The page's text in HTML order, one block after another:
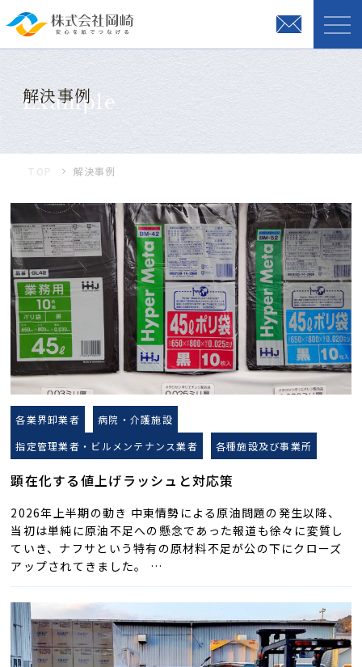
Example
解決事例
TOP 解決事例
各業界卸業者
病院・介護施設
指定管理業者・ビルメンテナンス業者
各種施設及び事業所
顕在化する値上げラッシュと対応策
2026年上半期の動き 中東情勢による原油問題の発生以降、
当初は単純に原油不足への懸念であった報道も徐々に変質し
ていき、ナフサという特有の原材料不足が公の下にクローズ
アップされてきました。 …